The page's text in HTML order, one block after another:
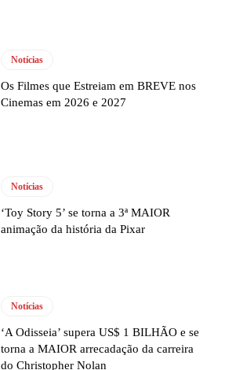
Notícias
Os Filmes que Estreiam em BREVE nos
Cinemas em 2026 e 2027
Notícias
‘Toy Story 5’ se torna a 3ª MAIOR
animação da história da Pixar
Notícias
‘A Odisseia’ supera US$ 1 BILHÃO e se
torna a MAIOR arrecadação da carreira
do Christopher Nolan